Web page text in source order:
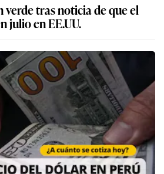
verde tras noticia de que el
julio en EE.UU.